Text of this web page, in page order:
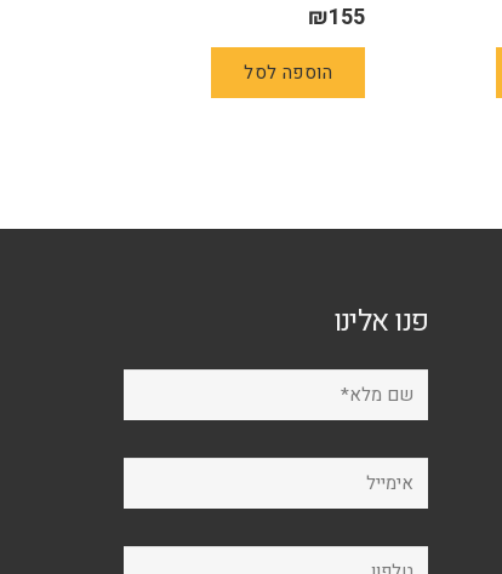
₪155
הוספה לסל
פנו אלינו